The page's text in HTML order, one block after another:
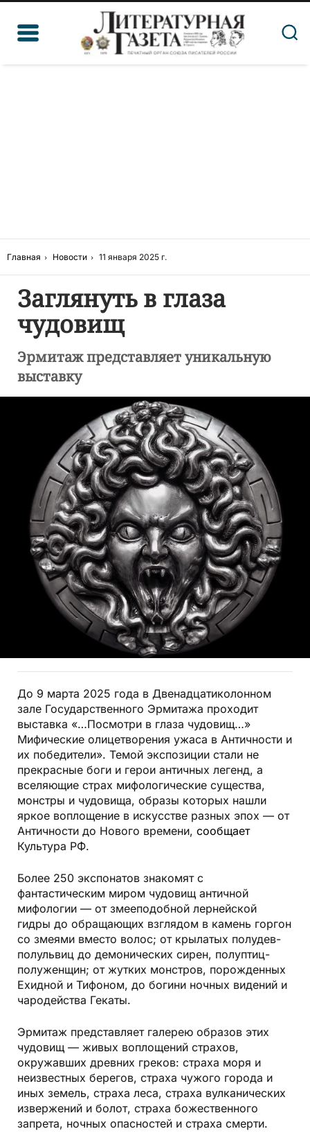
Главная Новости 11 января 2025 г.
Заглянуть в глаза
чудовищ
Эрмитаж представляет уникальную
выставку
До 9 марта 2025 года в Двенадцатиколонном
зале Государственного Эрмитажа проходит
выставка «…Посмотри в глаза чудовищ…»
Мифические олицетворения ужаса в Античности и
их победители». Темой экспозиции стали не
прекрасные боги и герои античных легенд, а
вселяющие страх мифологические существа,
монстры и чудовища, образы которых нашли
яркое воплощение в искусстве разных эпох — от
Античности до Нового времени, сообщает
Культура РФ.
Более 250 экспонатов знакомят с
фантастическим миром чудовищ античной
мифологии — от змееподобной лернейской
гидры до обращающих взглядом в камень горгон
со змеями вместо волос; от крылатых полудев-
полульвиц до демонических сирен, полуптиц-
полуженщин; от жутких монстров, порожденных
Ехидной и Тифоном, до богини ночных видений и
чародейства Гекаты.
Эрмитаж представляет галерею образов этих
чудовищ — живых воплощений страхов,
окружавших древних греков: страха моря и
неизвестных берегов, страха чужого города и
иных земель, страха леса, страха вулканических
извержений и болот, страха божественного
запрета, ночных опасностей и страха смерти.